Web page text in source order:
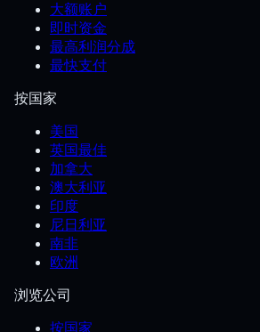
大额账户
即时资金
最高利润分成
最快支付
按国家
美国
英国最佳
加拿大
澳大利亚
印度
尼日利亚
南非
欧洲
浏览公司
按国家